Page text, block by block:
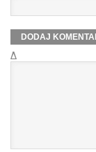
Δ